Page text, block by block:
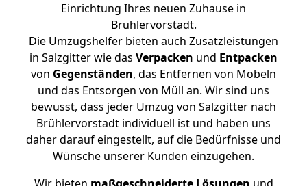
Einrichtung Ihres neuen Zuhause in
Brühlervorstadt.
Die Umzugshelfer bieten auch Zusatzleistungen
in Salzgitter wie das Verpacken und Entpacken
von Gegenständen, das Entfernen von Möbeln
und das Entsorgen von Müll an. Wir sind uns
bewusst, dass jeder Umzug von Salzgitter nach
Brühlervorstadt individuell ist und haben uns
daher darauf eingestellt, auf die Bedürfnisse und
Wünsche unserer Kunden einzugehen.